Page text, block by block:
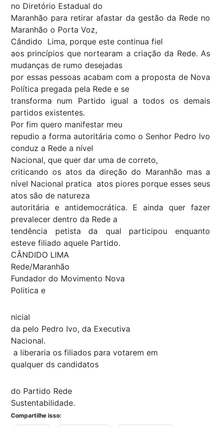
no Diretório Estadual do
Maranhão para retirar afastar da gestão da Rede no
Maranhão o Porta Voz,
Cândido Lima, porque este continua fiel
aos princípios que nortearam a criação da Rede. As
mudanças de rumo desejadas
por essas pessoas acabam com a proposta de Nova
Política pregada pela Rede e se
transforma num Partido igual a todos os demais
partidos existentes.
Por fim quero manifestar meu
repudio a forma autoritária como o Senhor Pedro Ivo
conduz a Rede a nível
Nacional, que quer dar uma de correto,
criticando os atos da direção do Maranhão mas a
nível Nacional pratica atos piores porque esses seus
atos são de natureza
autoritária e antidemocrática. E ainda quer fazer
prevalecer dentro da Rede a
tendência petista da qual participou enquanto
esteve filiado aquele Partido.
CÂNDIDO LIMA
Rede/Maranhão
Fundador do Movimento Nova
Politica e
nicial
da pelo Pedro Ivo, da Executiva
Nacional.
a liberaria os filiados para votarem em
qualquer ds candidatos
do Partido Rede
Sustentabilidade.
Compartilhe isso: